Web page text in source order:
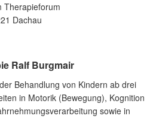
Therapieforum
Dachau
Ralf Burgmair
Behandlung von Kindern ab drei
in Motorik (Bewegung), Kognition
sowie in